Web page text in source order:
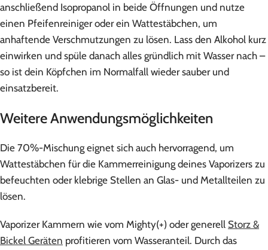
anschließend Isopropanol in beide Öffnungen und nutze
einen Pfeifenreiniger oder ein Wattestäbchen, um
anhaftende Verschmutzungen zu lösen. Lass den Alkohol kurz
einwirken und spüle danach alles gründlich mit Wasser nach –
so ist dein Köpfchen im Normalfall wieder sauber und
einsatzbereit.
Weitere Anwendungsmöglichkeiten
Die 70%-Mischung eignet sich auch hervorragend, um
Wattestäbchen für die Kammerreinigung deines Vaporizers zu
befeuchten oder klebrige Stellen an Glas- und Metallteilen zu
lösen.
Vaporizer Kammern wie vom Mighty(+) oder generell Storz &
Bickel Geräten profitieren vom Wasseranteil. Durch das